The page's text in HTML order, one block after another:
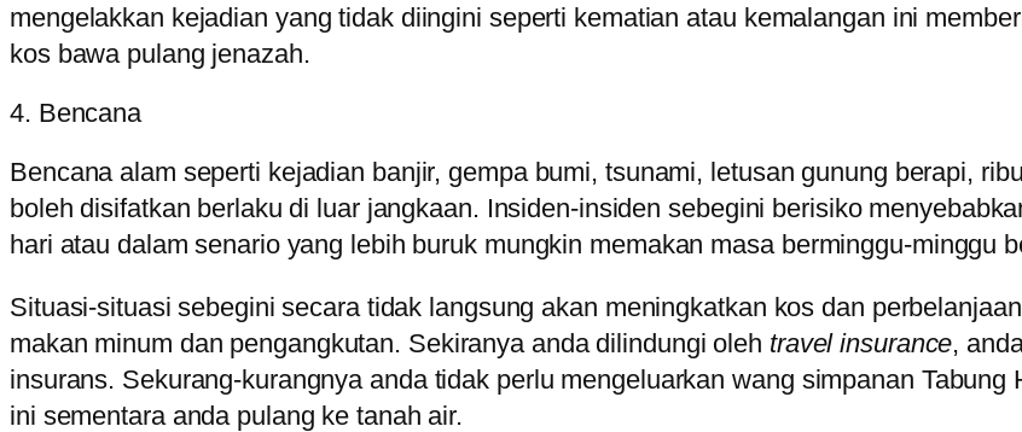
mengelakkan kejadian yang tidak diingini seperti kematian atau kemalangan ini
kos bawa pulang jenazah.
4. Bencana
Bencana alam seperti kejadian banjir, gempa bumi, tsunami, letusan gunung berapi,
boleh disifatkan berlaku di luar jangkaan. Insiden-insiden sebegini berisiko
hari atau dalam senario yang lebih buruk mungkin memakan masa berminggu-minggu
Situasi-situasi sebegini secara tidak langsung akan meningkatkan kos dan
makan minum dan pengangkutan. Sekiranya anda dilindungi oleh travel insurance,
insurans. Sekurang-kurangnya anda tidak perlu mengeluarkan wang simpanan
ini sementara anda pulang ke tanah air.